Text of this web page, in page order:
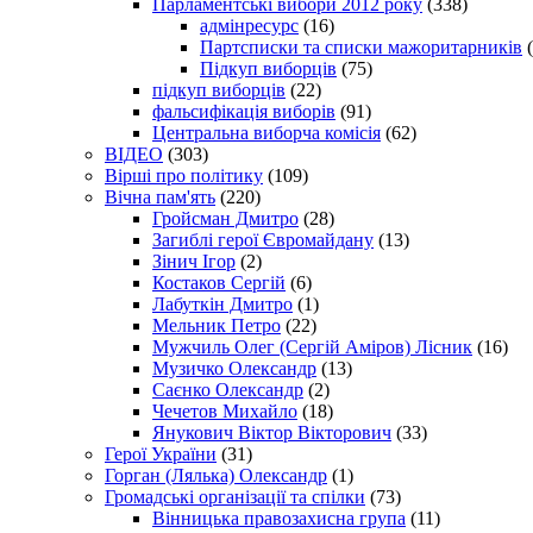
адмінресурс (16)
Партсписки та списки мажоритарників
Підкуп виборців (75)
підкуп виборців (22)
фальсифікація виборів (91)
Центральна виборча комісія (62)
ВІДЕО (303)
Вірші про політику (109)
Вічна пам'ять (220)
Гройсман Дмитро (28)
Загиблі герої Євромайдану (13)
Зінич Ігор (2)
Костаков Сергій (6)
Лабуткін Дмитро (1)
Мельник Петро (22)
Мужчиль Олег (Сергій Аміров) Лісник (16)
Музичко Олександр (13)
Саєнко Олександр (2)
Чечетов Михайло (18)
Янукович Віктор Вікторович (33)
Герої України (31)
Горган (Лялька) Олександр (1)
Громадські організації та спілки (73)
Вінницька правозахисна група (11)